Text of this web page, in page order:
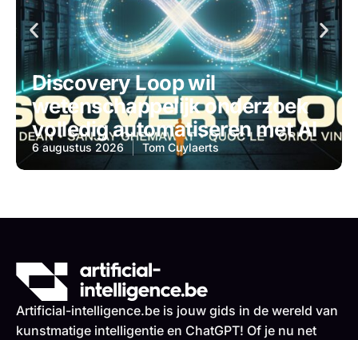
Discovery Loop wil
wetenschappelijk onderzoek
volledig automatiseren met AI
6 augustus 2026 Tom Cuylaerts
Artificial-intelligence.be is jouw gids in de wereld van
kunstmatige intelligentie en ChatGPT! Of je nu net